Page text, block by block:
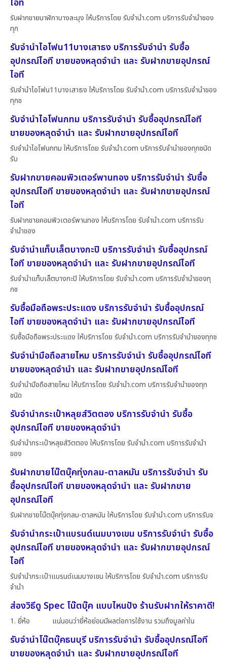
รับฝากขายนาฬิกาบางละมุง ให้บริการโดย รับจํานํา.com บริการรับจำนำของ
ทุก
รับจำนำไอโฟน11บางเสาธง บริการรับจำนำ รับซื้อ
อุปกรณ์ไอที ขายของหลุดจำนำ และ รับฝากขายอุปกรณ์
ไอที
รับจำนำไอโฟน11บางเสาธง ให้บริการโดย รับจํานํา.com บริการรับจำนำของ
ทุกช
รับจำนำไอโฟนกทม บริการรับจำนำ รับซื้ออุปกรณ์ไอที
ขายของหลุดจำนำ และ รับฝากขายอุปกรณ์ไอที
รับจำนำไอโฟนกทม ให้บริการโดย รับจํานํา.com บริการรับจำนำของทุกชนิด
รับ
รับฝากขายคอมพิวเตอร์พานทอง บริการรับจำนำ รับซื้อ
อุปกรณ์ไอที ขายของหลุดจำนำ และ รับฝากขายอุปกรณ์
ไอที
รับฝากขายคอมพิวเตอร์พานทอง ให้บริการโดย รับจํานํา.com บริการรับ
จำนำของ
รับจำนำแท็บเล็ตบางกะปิ บริการรับจำนำ รับซื้ออุปกรณ์
ไอที ขายของหลุดจำนำ และ รับฝากขายอุปกรณ์ไอที
รับจำนำแท็บเล็ตบางกะปิ ให้บริการโดย รับจํานํา.com บริการรับจำนำของทุ
กช
รับซื้อมือถือพระประแดง บริการรับจำนำ รับซื้ออุปกรณ์
ไอที ขายของหลุดจำนำ และ รับฝากขายอุปกรณ์ไอที
รับซื้อมือถือพระประแดง ให้บริการโดย รับจํานํา.com บริการรับจำนำของทุกช
รับจำนำมือถือสายไหม บริการรับจำนำ รับซื้ออุปกรณ์ไอที
ขายของหลุดจำนำ และ รับฝากขายอุปกรณ์ไอที
รับจำนำมือถือสายไหม ให้บริการโดย รับจํานํา.com บริการรับจำนำของทุก
ชนิด
รับจำนำกระเป๋าหลุยส์วิตตอง บริการรับจำนำ รับซื้อ
อุปกรณ์ไอที ขายของหลุดจำนำ
รับจำนำกระเป๋าหลุยส์วิตตอง ให้บริการโดย รับจํานํา.com บริการรับจำนำ
ของ
รับฝากขายโน๊ตบุ๊คทุ่งกลม-ตาลหมัน บริการรับจำนำ รับ
ซื้ออุปกรณ์ไอที ขายของหลุดจำนำ และ รับฝากขาย
อุปกรณ์ไอที
รับฝากขายโน๊ตบุ๊คทุ่งกลม-ตาลหมัน ให้บริการโดย รับจํานํา.com บริการรับจ
รับจำนำกระเป๋าแบรนด์เนมบางเขน บริการรับจำนำ รับซื้อ
อุปกรณ์ไอที ขายของหลุดจำนำ และ รับฝากขายอุปกรณ์
ไอที
รับจำนำกระเป๋าแบรนด์เนมบางเขน ให้บริการโดย รับจํานํา.com บริการรับ
จำนำ
ส่องวิธีดู Spec โน๊ตบุ๊ค แบบไหนปัง ร้านรับฝากให้ราคาดี!
1. ยี่ห้อ แน่นอนว่ายี่ห้อย่อมมีผลต่อการใช้งาน รวมถึงมูลค่าใน
รับจำนำโน๊ตบุ๊คธนบุรี บริการรับจำนำ รับซื้ออุปกรณ์ไอที
ขายของหลุดจำนำ และ รับฝากขายอุปกรณ์ไอที